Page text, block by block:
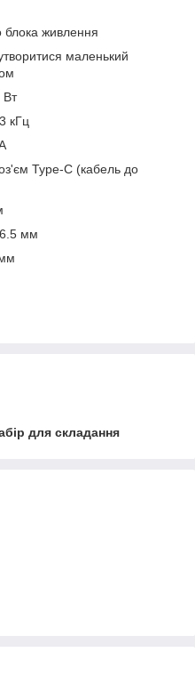
блока живлення
маленький
Вт
кГц
Type-C (кабель до
мм
для складання